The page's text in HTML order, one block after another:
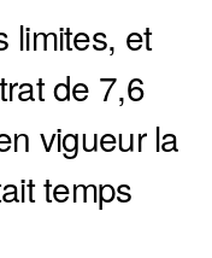
limites, et
de 7,6
vigueur la
temps